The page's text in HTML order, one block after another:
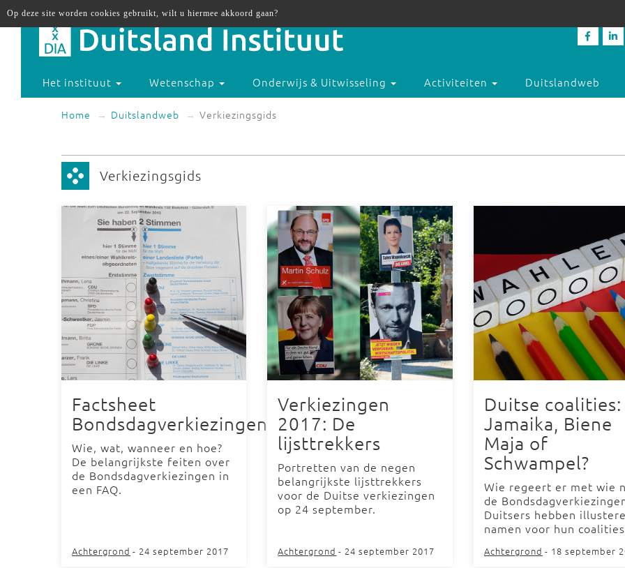
Het instituut Wetenschap Onderwijs & Uitwisseling Activiteiten Duitslandweb
Home Duitslandweb Verkiezingsgids
Verkiezingsgids
Factsheet
Bondsdagverkiezingen
Wie, wat, wanneer en hoe?
De belangrijkste feiten over
de Bondsdagverkiezingen in
een FAQ.
Achtergrond - 24 september 2017
Verkiezingen
2017: De
lijsttrekkers
Portretten van de negen
belangrijkste lijsttrekkers
voor de Duitse verkiezingen
op 24 september.
Achtergrond - 24 september 2017
Duitse coalities:
Jamaika, Biene
Maja of
Schwampel?
Wie regeert er met wie
de
Duitsers hebben
namen voor hun
Achtergrond - 18 september
Op deze site worden cookies gebruikt, wilt u hiermee akkoord gaan?